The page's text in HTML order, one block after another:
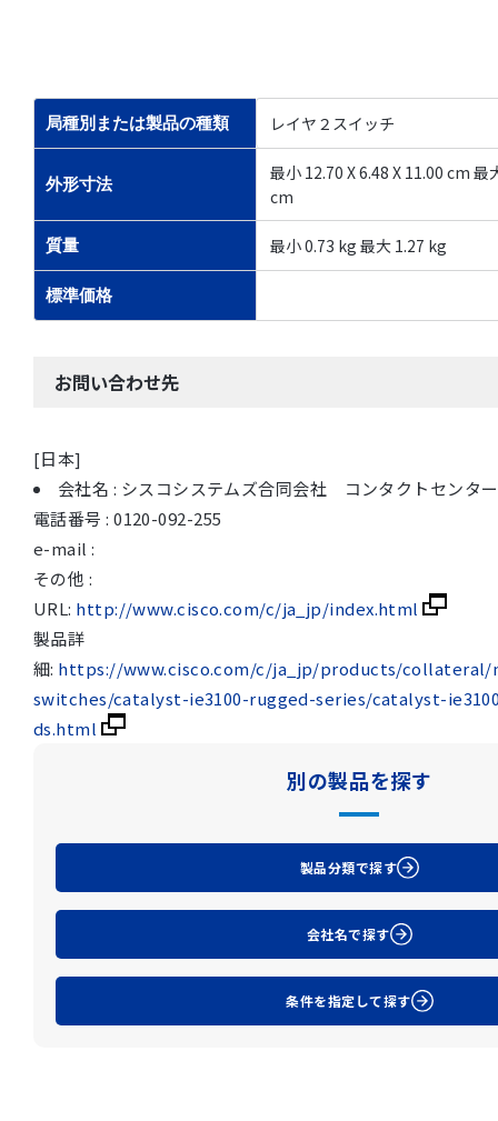
局種別または製品の種類 レイヤ２スイッチ
外形寸法
最小 12.70 X 6.48 X 11.00 cm 最
cm
質量 最小 0.73 kg 最大 1.27 kg
標準価格
お問い合わせ先
[日本]
会社名 : シスコシステムズ合同会社 コンタクトセンター
電話番号 : 0120-092-255
e-mail :
その他 :
URL: http://www.cisco.com/c/ja_jp/index.html
製品詳
細: https://www.cisco.com/c/ja_jp/products/
switches/catalyst-ie3100-rugged-series/catalyst-
ds.html
別の製品を探す
製品分類で探す
会社名で探す
条件を指定して探す